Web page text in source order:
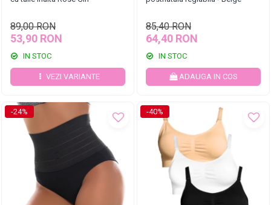
89,00 RON
53,90 RON
IN STOC
VEZI VARIANTE
85,40 RON
64,40 RON
IN STOC
ADAUGA IN COS
-24% -40%